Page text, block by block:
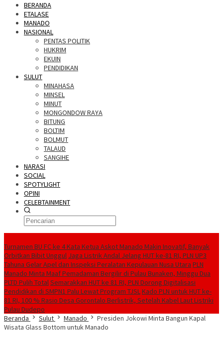
BERANDA
ETALASE
MANADO
NASIONAL
PENTAS POLITIK
HUKRIM
EKUIN
PENDIDIKAN
SULUT
MINAHASA
MINSEL
MINUT
MONGONDOW RAYA
BITUNG
BOLTIM
BOLMUT
TALAUD
SANGIHE
NARASI
SOCIAL
SPOTYLIGHT
OPINI
CELEBTAINMENT
Turnamen BU FC ke 4 Kata Ketua Askot Manado Makin Inovatif, Banyak
Orbitkan Bibit Unggul Jaga Listrik Andal Jelang HUT ke-81 RI, PLN UP3
Tahuna Gelar Apel dan Inspeksi Peralatan Kepulauan Nusa Utara PLN
Manado Minta Maaf Pemadaman Bergilir di Pulau Bunaken, Minggu Dua
PLTD Pulih TotalSemarakkan HUT ke 81 RI, PLN Dorong Digitalisasi
Pendidikan di SMPN1 Palu Lewat Program TJSLKado PLN untuk HUT ke-
81 RI, 100 % Rasio Desa Gorontalo Berlistrik, Setelah Kabel Laut Listriki
Pulau Dudepo
Beranda
Sulut Manado
Presiden Jokowi Minta Bangun Kapal
Wisata Glass Bottom untuk Manado